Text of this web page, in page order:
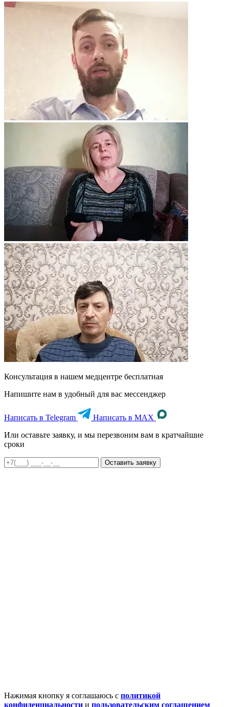
Консультация в нашем медцентре бесплатная
Напишите нам в удобный для вас мессенджер
Написать в Telegram
Написать в MAX
Или оставьте заявку, и мы перезвоним вам в кратчайшие
сроки
Оставить заявку
Нажимая кнопку я соглашаюсь с политикой
конфиденциальности и пользовательским соглашением